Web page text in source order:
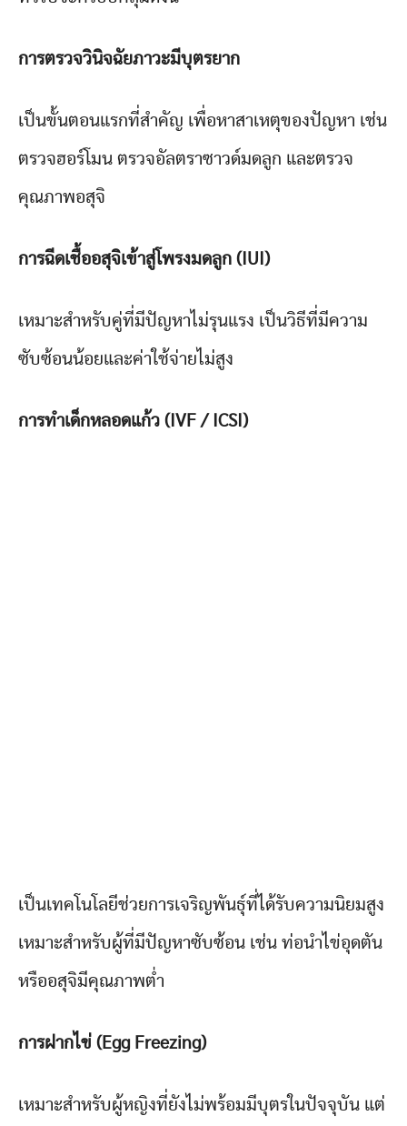
การตรวจวินิจฉัยภาวะมีบุตรยาก
เป็นขั้นตอนแรกที่สำคัญ เพื่อหาสาเหตุของปัญหา เช่น
ตรวจฮอร์โมน ตรวจอัลตราซาวด์มดลูก และตรวจ
คุณภาพอสุจิ
การฉีดเชื้ออสุจิเข้าสู่โพรงมดลูก (IUI)
เหมาะสำหรับคู่ที่มีปัญหาไม่รุนแรง เป็นวิธีที่มีความ
ซับซ้อนน้อยและค่าใช้จ่ายไม่สูง
การทำเด็กหลอดแก้ว (IVF / ICSI)
เป็นเทคโนโลยีช่วยการเจริญพันธุ์ที่ได้รับความนิยมสูง
เหมาะสำหรับผู้ที่มีปัญหาซับซ้อน เช่น ท่อนำไข่อุดตัน
หรืออสุจิมีคุณภาพต่ำ
การฝากไข่ (Egg Freezing)
เหมาะสำหรับผู้หญิงที่ยังไม่พร้อมมีบุตรในปัจจุบัน แต่